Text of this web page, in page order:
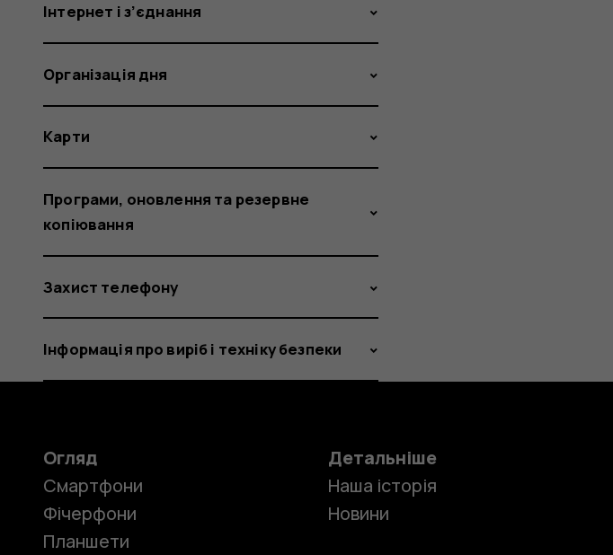
Інтернет і з’єднання
Організація дня
Карти
Програми, оновлення та резервне
копіювання
Захист телефону
Інформація про виріб і техніку безпеки
Огляд
Смартфони
Фічерфони
Планшети
Детальніше
Наша історія
Новини